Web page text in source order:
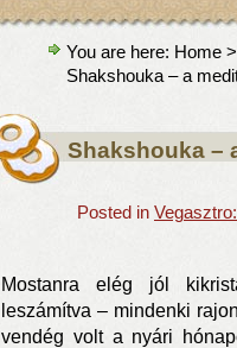
You are here: Home
Shakshouka – a
Shakshouka –
Posted in
Mostanra elég jól
leszámítva – mindenki
vendég volt a nyári